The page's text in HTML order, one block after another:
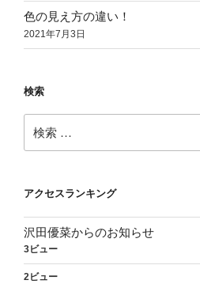
色の見え方の違い！
2021年7月3日
検索
索:
アクセスランキング
沢田優菜からのお知らせ
3ビュー
2ビュー